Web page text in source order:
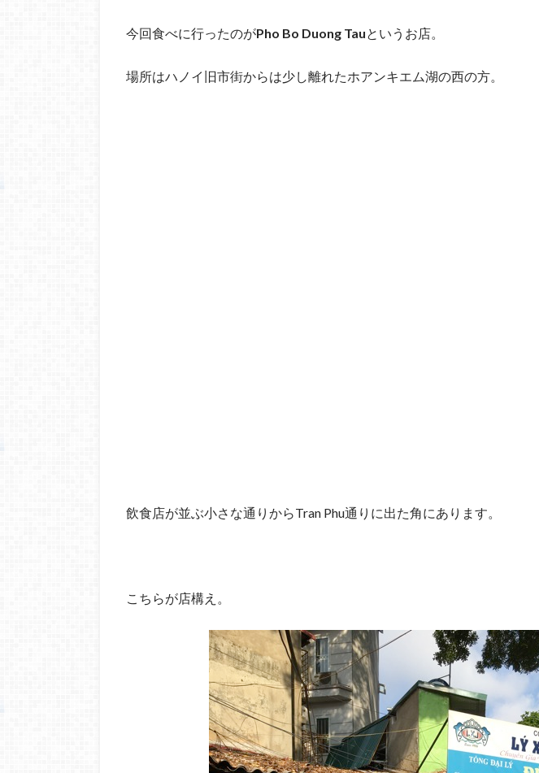
今回食べに行ったのがPho Bo Duong Tauというお店。
場所はハノイ旧市街からは少し離れたホアンキエム湖の西の方。
飲食店が並ぶ小さな通りからTran Phu通りに出た角にあります。
こちらが店構え。